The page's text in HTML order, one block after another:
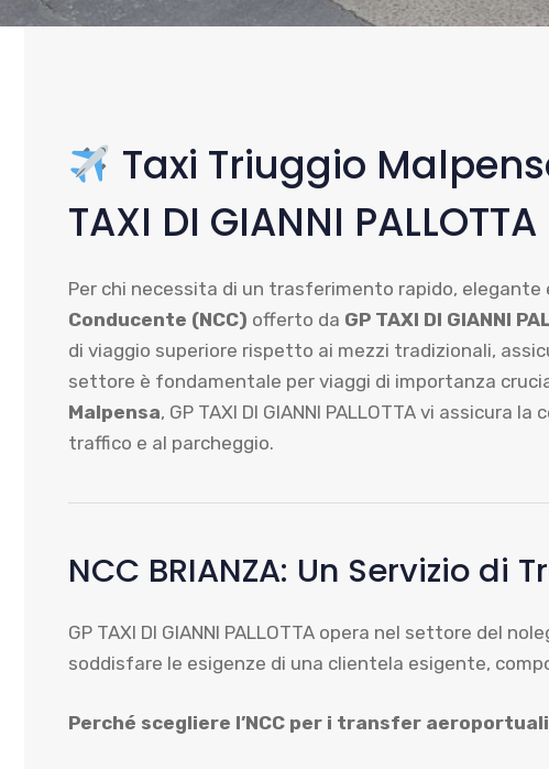
Taxi Triuggio
TAXI DI GIANNI PALLOTTA
Per chi necessita di un trasferimento rapido, elegante
Conducente (NCC) offerto da GP TAXI DI GIANNI
di viaggio superiore rispetto ai mezzi tradizionali,
settore è fondamentale per viaggi di importanza
Malpensa, GP TAXI DI GIANNI PALLOTTA vi
traffico e al parcheggio.
NCC BRIANZA: Un Servizio
GP TAXI DI GIANNI PALLOTTA opera nel settore del
soddisfare le esigenze di una clientela esigente,
Perché scegliere l’NCC per i transfer